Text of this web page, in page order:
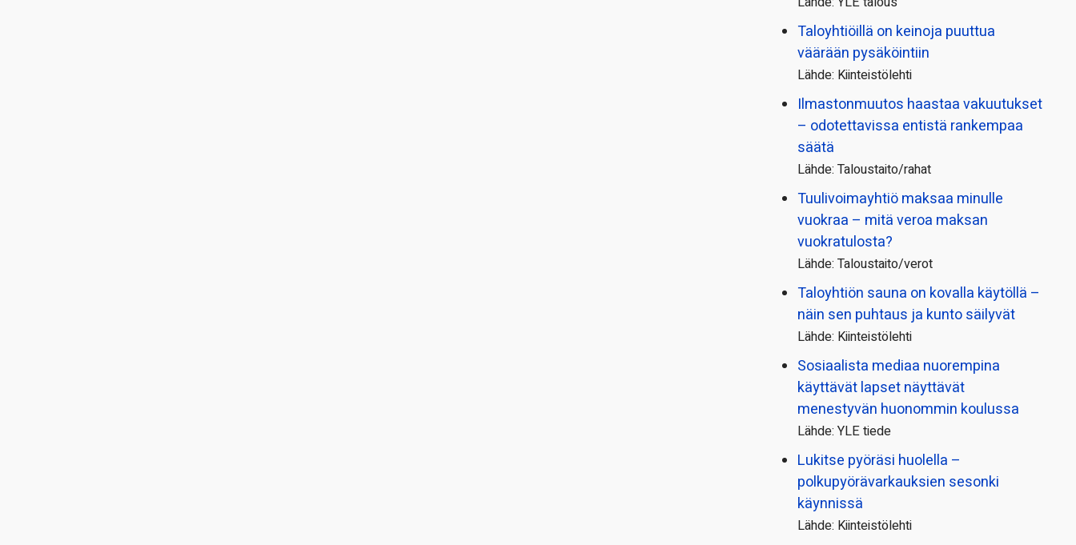
Taloyhtiöillä on keinoja puuttua
väärään pysäköintiin
Lähde: Kiinteistölehti
Ilmastonmuutos haastaa vakuutukset
– odotettavissa entistä rankempaa
säätä
Lähde: Taloustaito/rahat
Tuulivoimayhtiö maksaa minulle
vuokraa – mitä veroa maksan
vuokratulosta?
Lähde: Taloustaito/verot
Taloyhtiön sauna on kovalla käytöllä –
näin sen puhtaus ja kunto säilyvät
Lähde: Kiinteistölehti
Sosiaalista mediaa nuorempina
käyttävät lapset näyttävät
menestyvän huonommin koulussa
Lähde: YLE tiede
Lukitse pyöräsi huolella –
polkupyörävarkauksien sesonki
käynnissä
Lähde: Kiinteistölehti